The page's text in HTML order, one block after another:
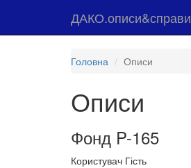
ДАКО.описи&справи
Головна Описи
Описи
Фонд P-165
Користувач Гість